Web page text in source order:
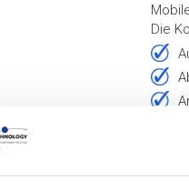
Die
Bei